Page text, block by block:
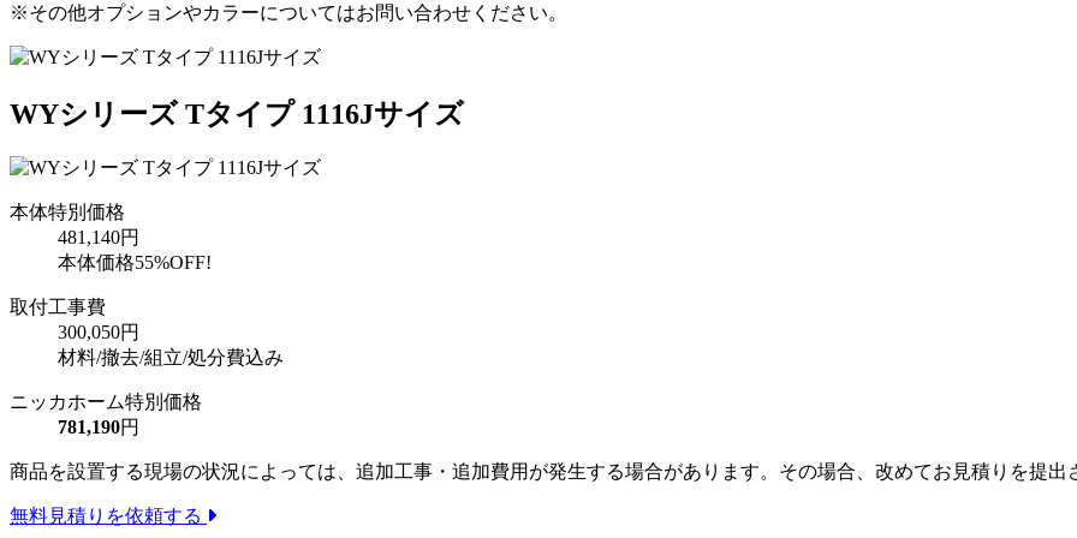
※その他オプションやカラーについてはお問い合わせください。
WYシリーズ Tタイプ 1116Jサイズ
本体特別価格
481,140円
本体価格55%OFF!
取付工事費
300,050円
材料/撤去/組立/処分費込み
ニッカホーム特別価格
781,190円
商品を設置する現場の状況によっては、追加工事・追加費用が発生する場合があります。その場合、改めてお見積りを提出
無料見積りを依頼する